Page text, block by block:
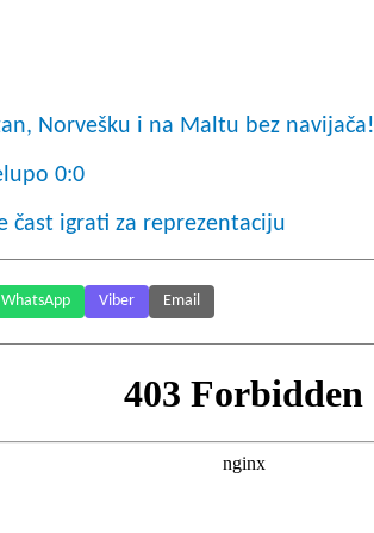
Norvešku i na Maltu bez navijača!
0:0
čast igrati za reprezentaciju
WhatsApp Viber Email